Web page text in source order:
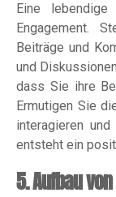
Eine
Engagement.
Beiträge und
und
dass Sie ihre
Ermutigen Sie
interagieren
entsteht ein
5. Aufbau